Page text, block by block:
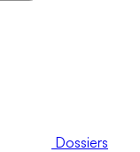
Dossiers